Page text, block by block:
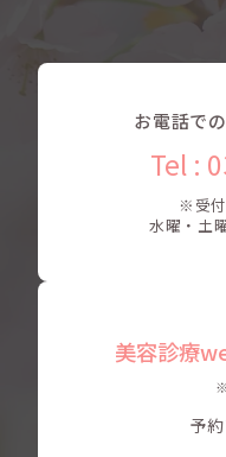
お電話で
Tel :
※受
水曜・土
美容診療
予